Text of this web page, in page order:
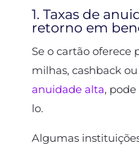
1. Taxas de
retorno em
Se o cartão oferece
milhas, cashback
anuidade alta,
lo.
Algumas